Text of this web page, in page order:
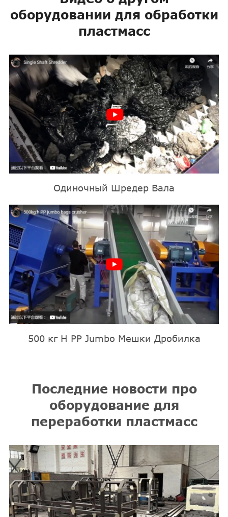
оборудовании для обработки
пластмасс
Одиночный Шредер Вала
500 кг H PP Jumbo Мешки Дробилка
Последние новости про
оборудование для
переработки пластмасс